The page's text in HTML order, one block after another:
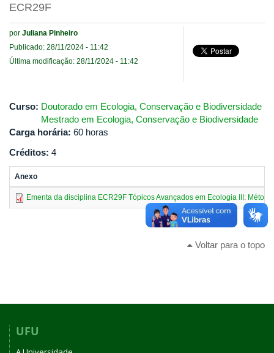
ECR29F
por Juliana Pinheiro
Publicado: 28/11/2024 - 11:42
Última modificação: 28/11/2024 - 11:42
Curso: Doutorado em Ecologia, Conservação e Biodiversidade
Mestrado em Ecologia, Conservação e Biodiversidade
Carga horária: 60 horas
Créditos: 4
Anexo
Ementa da disciplina ECR29F Tópicos Avançados em Ecologia III:
Voltar para o topo
UFU